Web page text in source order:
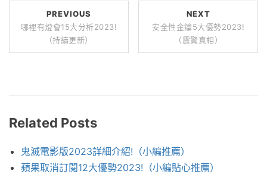
PREVIOUS
哪裡有燈會15大分析2023!
（持續更新）
NEXT
安全性金鑰5大優勢2023!
（震驚真相）
Related Posts
鬼滅電影版2023詳細介紹!（小編推薦）
蘋果取消訂閱12大優勢2023!（小編貼心推薦）